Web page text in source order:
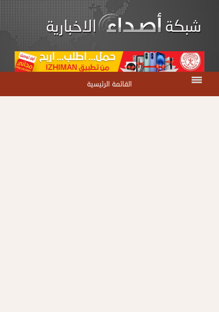
القائمة الرئيسية